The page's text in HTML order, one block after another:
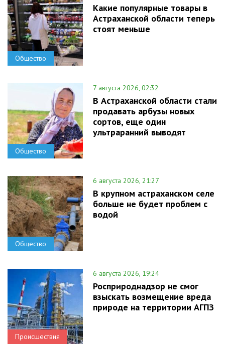
Общество
Какие популярные товары в
Астраханской области теперь
стоят меньше
Общество
7 августа 2026, 02:32
В Астраханской области стали
продавать арбузы новых
сортов, еще один
ультраранний выводят
Общество
6 августа 2026, 21:27
В крупном астраханском селе
больше не будет проблем с
водой
Происшествия
6 августа 2026, 19:24
Росприроднадзор не смог
взыскать возмещение вреда
природе на территории АГПЗ